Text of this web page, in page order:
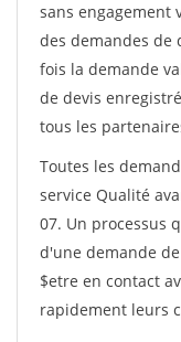
sans engagement
des demandes de
fois la demande
de devis
tous les
Toutes les
service Qualité
07. Un processus
d'une demande
$etre en contact
rapidement leurs